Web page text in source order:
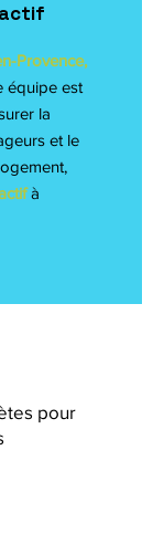
Provence,
équipe est
la
et le
à
pour